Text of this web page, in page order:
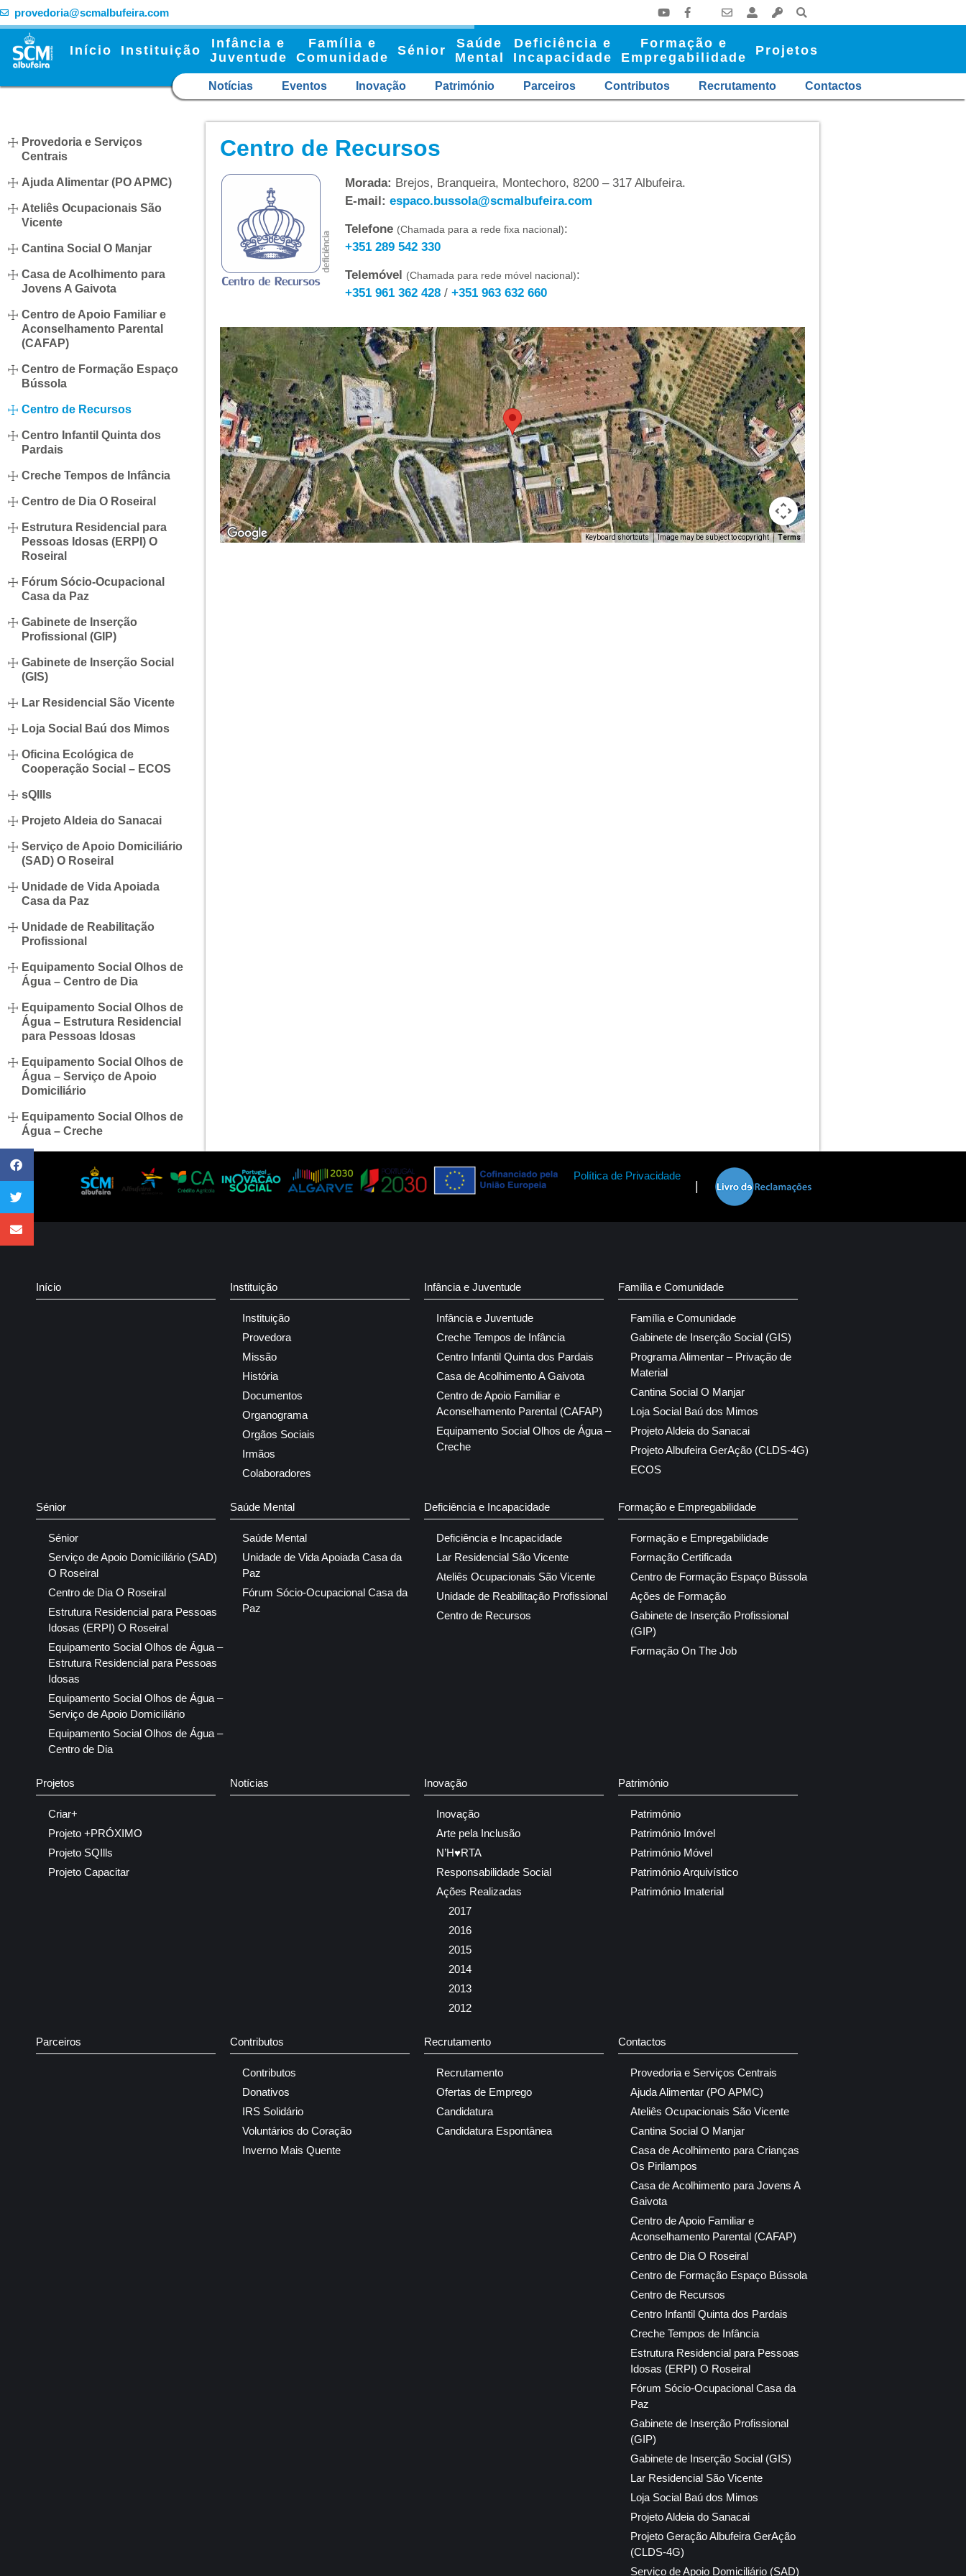
provedoria@scmalbufeira.com
Início Instituição
Infância e
Juventude
Família e
Comunidade
Sénior
Saúde
Mental
Deficiência e
Incapacidade
Formação e
Empregabilidade
Projetos
Notícias Eventos Inovação Património Parceiros Contributos Recrutamento Contactos
Provedoria e Serviços
Centrais
Ajuda Alimentar (PO APMC)
Ateliês Ocupacionais São
Vicente
Cantina Social O Manjar
Casa de Acolhimento para
Jovens A Gaivota
Centro de Apoio Familiar e
Aconselhamento Parental
(CAFAP)
Centro de Formação Espaço
Bússola
Centro de Recursos
Centro Infantil Quinta dos
Pardais
Creche Tempos de Infância
Centro de Dia O Roseiral
Estrutura Residencial para
Pessoas Idosas (ERPI) O
Roseiral
Fórum Sócio-Ocupacional
Casa da Paz
Gabinete de Inserção
Profissional (GIP)
Gabinete de Inserção Social
(GIS)
Lar Residencial São Vicente
Loja Social Baú dos Mimos
Oficina Ecológica de
Cooperação Social – ECOS
sQIlls
Projeto Aldeia do Sanacai
Serviço de Apoio Domiciliário
(SAD) O Roseiral
Unidade de Vida Apoiada
Casa da Paz
Unidade de Reabilitação
Profissional
Equipamento Social Olhos de
Água – Centro de Dia
Equipamento Social Olhos de
Água – Estrutura Residencial
para Pessoas Idosas
Equipamento Social Olhos de
Água – Serviço de Apoio
Domiciliário
Equipamento Social Olhos de
Água – Creche
Centro de Recursos
Morada: Brejos, Branqueira, Montechoro, 8200 – 317 Albufeira.
E-mail: espaco.bussola@scmalbufeira.com
Telefone (Chamada para a rede fixa nacional):
+351 289 542 330
Telemóvel (Chamada para rede móvel nacional):
+351 961 362 428 /+351 963 632 660
Keyboard shortcuts Image may be subject to copyright Terms
Política de Privacidade
Início Instituição
Instituição
Provedora
Missão
História
Documentos
Organograma
Orgãos Sociais
Irmãos
Colaboradores
Infância e Juventude
Infância e Juventude
Creche Tempos de Infância
Centro Infantil Quinta dos Pardais
Casa de Acolhimento A Gaivota
Centro de Apoio Familiar e
Aconselhamento Parental (CAFAP)
Equipamento Social Olhos de Água –
Creche
Família e Comunidade
Família e Comunidade
Gabinete de Inserção Social (GIS)
Programa Alimentar – Privação de
Material
Cantina Social O Manjar
Loja Social Baú dos Mimos
Projeto Aldeia do Sanacai
Projeto Albufeira GerAção (CLDS-4G)
ECOS
Sénior
Sénior
Serviço de Apoio Domiciliário (SAD)
O Roseiral
Centro de Dia O Roseiral
Estrutura Residencial para Pessoas
Idosas (ERPI) O Roseiral
Equipamento Social Olhos de Água –
Estrutura Residencial para Pessoas
Idosas
Equipamento Social Olhos de Água –
Serviço de Apoio Domiciliário
Equipamento Social Olhos de Água –
Centro de Dia
Saúde Mental
Saúde Mental
Unidade de Vida Apoiada Casa da
Paz
Fórum Sócio-Ocupacional Casa da
Paz
Deficiência e Incapacidade
Deficiência e Incapacidade
Lar Residencial São Vicente
Ateliês Ocupacionais São Vicente
Unidade de Reabilitação Profissional
Centro de Recursos
Formação e Empregabilidade
Formação e Empregabilidade
Formação Certificada
Centro de Formação Espaço Bússola
Ações de Formação
Gabinete de Inserção Profissional
(GIP)
Formação On The Job
Projetos
Criar+
Projeto +PRÓXIMO
Projeto SQIlls
Projeto Capacitar
Notícias Inovação
Inovação
Arte pela Inclusão
N’H♥RTA
Responsabilidade Social
Ações Realizadas
2017
2016
2015
2014
2013
2012
Património
Património
Património Imóvel
Património Móvel
Património Arquivístico
Património Imaterial
Parceiros Contributos
Contributos
Donativos
IRS Solidário
Voluntários do Coração
Inverno Mais Quente
Recrutamento
Recrutamento
Ofertas de Emprego
Candidatura
Candidatura Espontânea
Contactos
Provedoria e Serviços Centrais
Ajuda Alimentar (PO APMC)
Ateliês Ocupacionais São Vicente
Cantina Social O Manjar
Casa de Acolhimento para Crianças
Os Pirilampos
Casa de Acolhimento para Jovens A
Gaivota
Centro de Apoio Familiar e
Aconselhamento Parental (CAFAP)
Centro de Dia O Roseiral
Centro de Formação Espaço Bússola
Centro de Recursos
Centro Infantil Quinta dos Pardais
Creche Tempos de Infância
Estrutura Residencial para Pessoas
Idosas (ERPI) O Roseiral
Fórum Sócio-Ocupacional Casa da
Paz
Gabinete de Inserção Profissional
(GIP)
Gabinete de Inserção Social (GIS)
Lar Residencial São Vicente
Loja Social Baú dos Mimos
Projeto Aldeia do Sanacai
Projeto Geração Albufeira GerAção
(CLDS-4G)
Serviço de Apoio Domiciliário (SAD)